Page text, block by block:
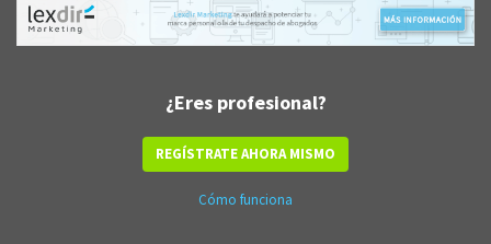
¿Eres profesional?
REGÍSTRATE AHORA MISMO
Cómo funciona